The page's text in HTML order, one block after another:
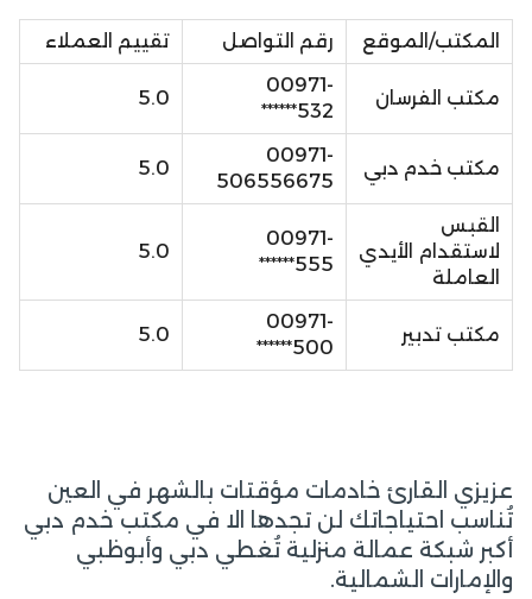
المكتب/الموقع رقم التواصل تقييم العملاء
مكتب الفرسان
00971-
532******
5.0
مكتب خدم دبي
00971-
506556675
5.0
القبس
لاستقدام الأيدي
العاملة
00971-
555******
5.0
مكتب تدبير
00971-
500******
5.0
عزيزي القارئ خادمات مؤقتات بالشهر في العين
تُناسب احتياجاتك لن تجدها الا في مكتب خدم دبي
أكبر شبكة عمالة منزلية تُغطي دبي وأبوظبي
والإمارات الشمالية.